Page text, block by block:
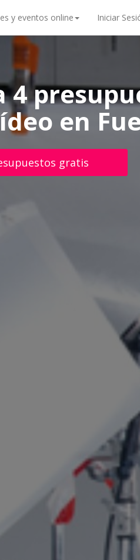
y eventos online Iniciar
4
en
gratis